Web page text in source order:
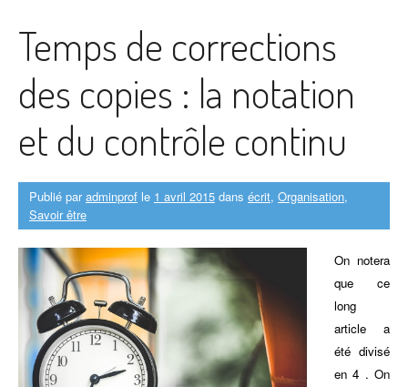
Temps de corrections
des copies : la notation
et du contrôle continu
Publié paradminprof le 1 avril 2015 dans écrit, Organisation,
Savoir être
On notera
que ce
long
article a
été divisé
en 4 . On